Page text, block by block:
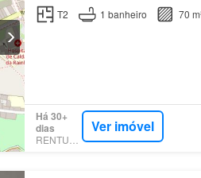
T2 1 banheiro 70
Há 30+
dias
Ver imóvel